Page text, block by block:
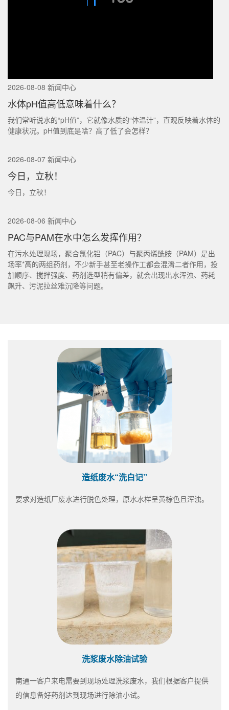
2026-08-08 新闻中心
水体pH值高低意味着什么？
我们常听说水的“pH值”，它就像水质的“体温计”，直观反映着水体的
健康状况。pH值到底是啥？高了低了会怎样？
2026-08-07 新闻中心
今日，立秋！
今日，立秋！
2026-08-06 新闻中心
PAC与PAM在水中怎么发挥作用？
在污水处理现场，聚合氯化铝（PAC）与聚丙烯酰胺（PAM）是出
场率*高的两组药剂，不少新手甚至老操作工都会混淆二者作用，投
加顺序、搅拌强度、药剂选型稍有偏差，就会出现出水浑浊、药耗
飙升、污泥拉丝难沉降等问题。
造纸废水“洗白记”
要求对造纸厂废水进行脱色处理，原水水样呈黄棕色且浑浊。
洗浆废水除油试验
南通一客户来电需要到现场处理洗浆废水，我们根据客户提供
的信息备好药剂达到现场进行除油小试。